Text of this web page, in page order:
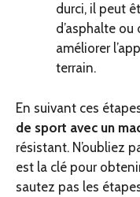
durci, il peut
d’asphalte ou
améliorer
terrain.
En suivant ces
de sport avec un
résistant. N’oubliez
est la clé pour
sautez pas les